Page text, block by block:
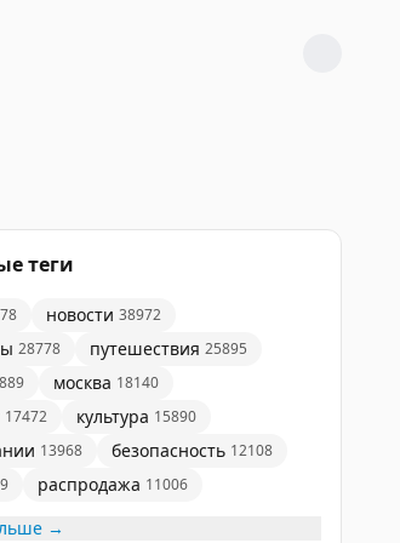
теги
новости 38972
28778 путешествия 25895
москва 18140
17472 культура 15890
13968 безопасность 12108
распродажа 11006
→